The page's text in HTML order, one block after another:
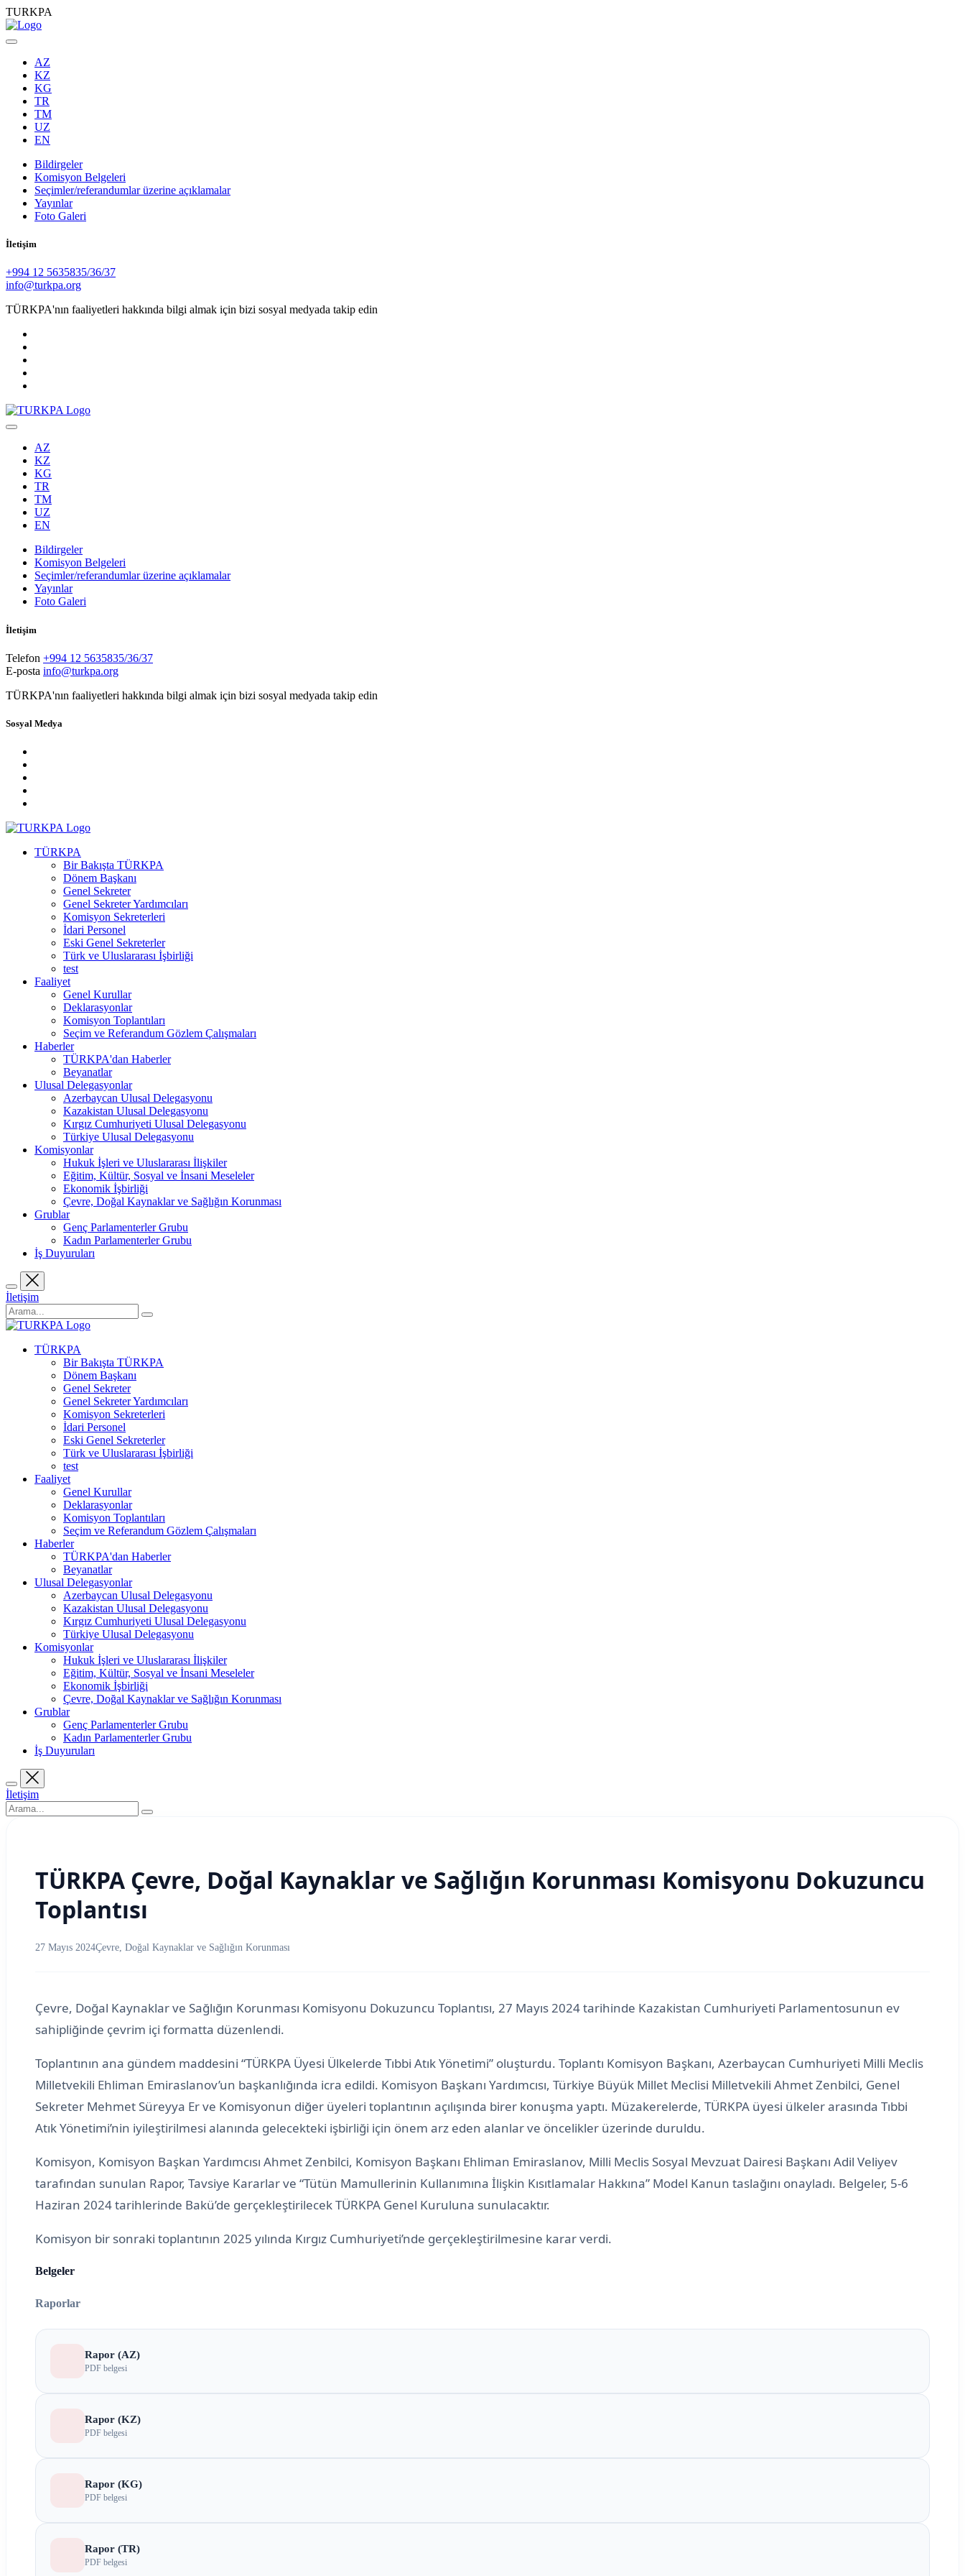
TURKPA
AZ
KZ
KG
TR
TM
UZ
EN
Bildirgeler
Komisyon Belgeleri
Seçimler/referandumlar üzerine açıklamalar
Yayınlar
Foto Galeri
İletişim
+994 12 5635835/36/37
info@turkpa.org
TÜRKPA'nın faaliyetleri hakkında bilgi almak için bizi sosyal medyada takip edin
AZ
KZ
KG
TR
TM
UZ
EN
Bildirgeler
Komisyon Belgeleri
Seçimler/referandumlar üzerine açıklamalar
Yayınlar
Foto Galeri
İletişim
Telefon +994 12 5635835/36/37
E-posta info@turkpa.org
TÜRKPA'nın faaliyetleri hakkında bilgi almak için bizi sosyal medyada takip edin
Sosyal Medya
TÜRKPA
Bir Bakışta TÜRKPA
Dönem Başkanı
Genel Sekreter
Genel Sekreter Yardımcıları
Komisyon Sekreterleri
İdari Personel
Eski Genel Sekreterler
Türk ve Uluslararası İşbirliği
test
Faaliyet
Genel Kurullar
Deklarasyonlar
Komisyon Toplantıları
Seçim ve Referandum Gözlem Çalışmaları
Haberler
TÜRKPA'dan Haberler
Beyanatlar
Ulusal Delegasyonlar
Azerbaycan Ulusal Delegasyonu
Kazakistan Ulusal Delegasyonu
Kırgız Cumhuriyeti Ulusal Delegasyonu
Türkiye Ulusal Delegasyonu
Komisyonlar
Hukuk İşleri ve Uluslararası İlişkiler
Eğitim, Kültür, Sosyal ve İnsani Meseleler
Ekonomik İşbirliği
Çevre, Doğal Kaynaklar ve Sağlığın Korunması
Grublar
Genç Parlamenterler Grubu
Kadın Parlamenterler Grubu
İş Duyuruları
İletişim
TÜRKPA
Bir Bakışta TÜRKPA
Dönem Başkanı
Genel Sekreter
Genel Sekreter Yardımcıları
Komisyon Sekreterleri
İdari Personel
Eski Genel Sekreterler
Türk ve Uluslararası İşbirliği
test
Faaliyet
Genel Kurullar
Deklarasyonlar
Komisyon Toplantıları
Seçim ve Referandum Gözlem Çalışmaları
Haberler
TÜRKPA'dan Haberler
Beyanatlar
Ulusal Delegasyonlar
Azerbaycan Ulusal Delegasyonu
Kazakistan Ulusal Delegasyonu
Kırgız Cumhuriyeti Ulusal Delegasyonu
Türkiye Ulusal Delegasyonu
Komisyonlar
Hukuk İşleri ve Uluslararası İlişkiler
Eğitim, Kültür, Sosyal ve İnsani Meseleler
Ekonomik İşbirliği
Çevre, Doğal Kaynaklar ve Sağlığın Korunması
Grublar
Genç Parlamenterler Grubu
Kadın Parlamenterler Grubu
İş Duyuruları
İletişim
TÜRKPA Çevre, Doğal Kaynaklar ve Sağlığın Korunması Komisyonu Dokuzuncu
Toplantısı
27 Mayıs 2024Çevre, Doğal Kaynaklar ve Sağlığın Korunması
Çevre, Doğal Kaynaklar ve Sağlığın Korunması Komisyonu Dokuzuncu Toplantısı, 27 Mayıs 2024 tarihinde Kazakistan Cumhuriyeti Parlamentosunun ev
sahipliğinde çevrim içi formatta düzenlendi.
Toplantının ana gündem maddesini “TÜRKPA Üyesi Ülkelerde Tıbbi Atık Yönetimi” oluşturdu. Toplantı Komisyon Başkanı, Azerbaycan Cumhuriyeti Milli Meclis
Milletvekili Ehliman Emiraslanov’un başkanlığında icra edildi. Komisyon Başkanı Yardımcısı, Türkiye Büyük Millet Meclisi Milletvekili Ahmet Zenbilci, Genel
Sekreter Mehmet Süreyya Er ve Komisyonun diğer üyeleri toplantının açılışında birer konuşma yaptı. Müzakerelerde, TÜRKPA üyesi ülkeler arasında Tıbbi
Atık Yönetimi’nin iyileştirilmesi alanında gelecekteki işbirliği için önem arz eden alanlar ve öncelikler üzerinde duruldu.
Komisyon, Komisyon Başkan Yardımcısı Ahmet Zenbilci, Komisyon Başkanı Ehliman Emiraslanov, Milli Meclis Sosyal Mevzuat Dairesi Başkanı Adil Veliyev
tarafından sunulan Rapor, Tavsiye Kararlar ve “Tütün Mamullerinin Kullanımına İlişkin Kısıtlamalar Hakkına” Model Kanun taslağını onayladı. Belgeler, 5-6
Haziran 2024 tarihlerinde Bakü’de gerçekleştirilecek TÜRKPA Genel Kuruluna sunulacaktır.
Komisyon bir sonraki toplantının 2025 yılında Kırgız Cumhuriyeti’nde gerçekleştirilmesine karar verdi.
Belgeler
Raporlar
Rapor (AZ)
PDF belgesi
Rapor (KZ)
PDF belgesi
Rapor (KG)
PDF belgesi
Rapor (TR)
PDF belgesi